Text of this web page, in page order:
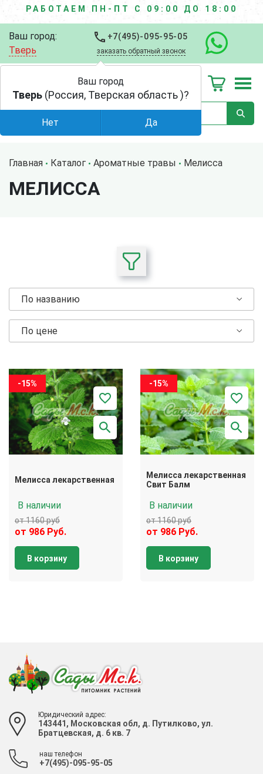
РАБОТАЕМ ПН-ПТ С 09:00 ДО 18:00
Ваш город:
Тверь
+7(495)-095-95-05
заказать обратный звонок
Главная Каталог Ароматные травы Мелисса
МЕЛИССА
По названию
По цене
-15%
Мелисса лекарственная
В наличии
от 1160 руб
от 986 Руб.
В корзину
-15%
Мелисса лекарственная
Свит Балм
В наличии
от 1160 руб
от 986 Руб.
В корзину
Юридический адрес:
143441, Московская обл, д. Путилково, ул.
Братцевская, д. 6 кв. 7
наш телефон
+7(495)-095-95-05
Ваш город
Тверь (Россия, Тверская область )?
Нет Да